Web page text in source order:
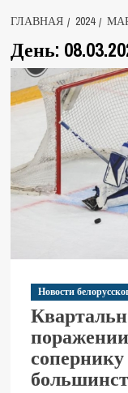
ГЛАВНАЯ 2024
День:
Новости
сопернику